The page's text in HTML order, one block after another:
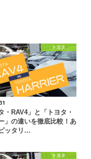
トヨタ
・RAV4」と「トヨタ・
」の違いを徹底比較！あ
ッタリ…
トヨタ